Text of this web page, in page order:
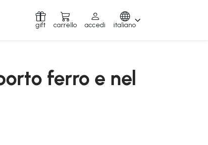
gift carrello accedi italiano
ferro e nel